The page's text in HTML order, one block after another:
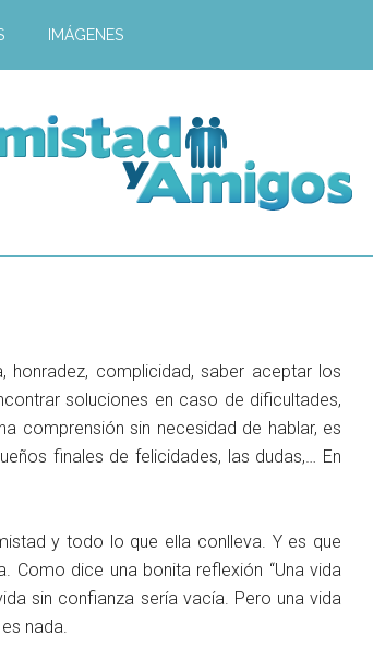
IMÁGENES
complicidad, saber aceptar los
soluciones en caso de dificultades,
comprensión sin necesidad de hablar, es
finales de felicidades, las dudas,… En
y todo lo que ella conlleva. Y es que
Como dice una bonita reflexión “Una vida
sin confianza sería vacía. Pero una vida
nada.